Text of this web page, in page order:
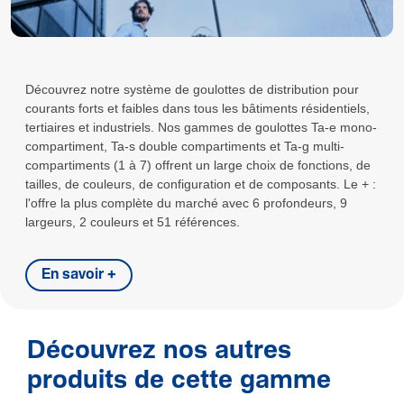
Découvrez notre système de goulottes de distribution pour
courants forts et faibles dans tous les bâtiments résidentiels,
tertiaires et industriels. Nos gammes de goulottes Ta-e mono-
compartiment, Ta-s double compartiments et Ta-g multi-
compartiments (1 à 7) offrent un large choix de fonctions, de
tailles, de couleurs, de configuration et de composants. Le + :
l'offre la plus complète du marché avec 6 profondeurs, 9
largeurs, 2 couleurs et 51 références.
En savoir +
Découvrez nos autres
produits de cette gamme